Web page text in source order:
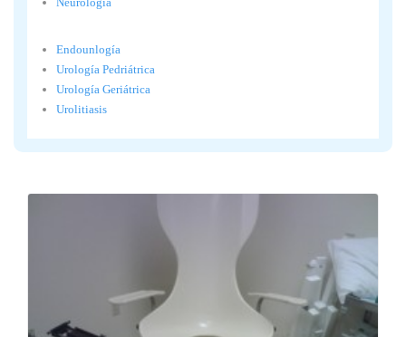
Endounlogía
Urología Pedriátrica
Urología Geriátrica
Urolitiasis